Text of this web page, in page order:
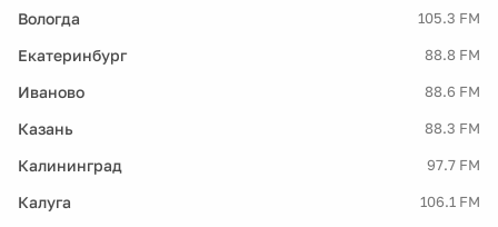
Вологда 105.3 FM
Екатеринбург 88.8 FM
Иваново 88.6 FM
Казань 88.3 FM
Калининград 97.7 FM
Калуга 106.1 FM